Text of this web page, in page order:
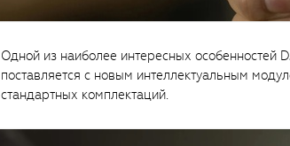
Одной из наиболее интересных особенностей
поставляется с новым интеллектуальным
стандартных комплектаций.